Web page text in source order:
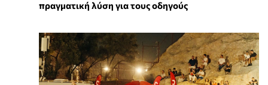
πραγματική λύση για τους οδηγούς